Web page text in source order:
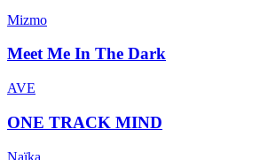
Mizmo
Meet Me In The Dark
AVE
ONE TRACK MIND
Naïka